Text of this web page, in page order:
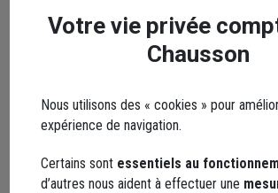
En complément
Votre vie privée
Chausson
Nous utilisons des « cookies » pour
expérience de navigation.
Certains sont essentiels au
d’autres nous aident à effectuer une